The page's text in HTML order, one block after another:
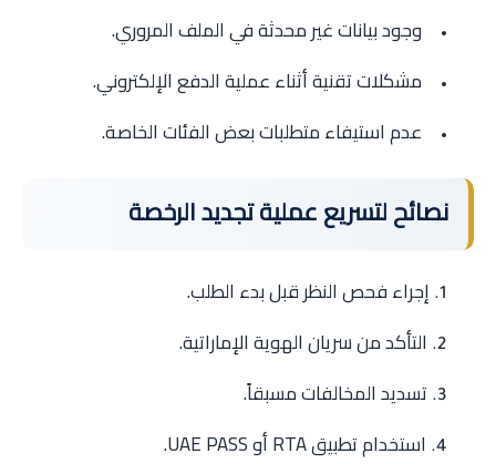
وجود بيانات غير محدثة في الملف المروري.
مشكلات تقنية أثناء عملية الدفع الإلكتروني.
عدم استيفاء متطلبات بعض الفئات الخاصة.
نصائح لتسريع عملية تجديد الرخصة
إجراء فحص النظر قبل بدء الطلب.
التأكد من سريان الهوية الإماراتية.
تسديد المخالفات مسبقاً.
استخدام تطبيق RTA أو UAE PASS.